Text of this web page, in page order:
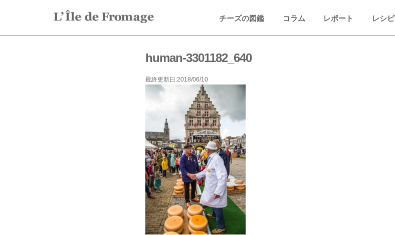
チーズの図鑑 コラム レポート レシピ
human-3301182_640
最終更新日:2018/06/10